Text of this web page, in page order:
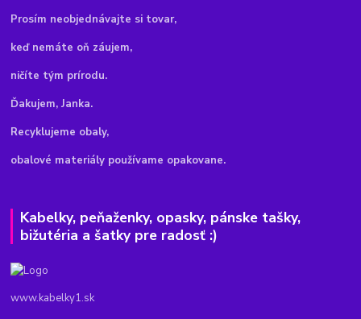
Prosím neobjednávajte si tovar,
keď nemáte oň záujem,
ničíte tým prírodu.
Ďakujem, Janka.
Recyklujeme obaly,
obalové materiály používame opakovane.
Kabelky, peňaženky, opasky, pánske tašky,
bižutéria a šatky pre radosť :)
www.kabelky1.sk